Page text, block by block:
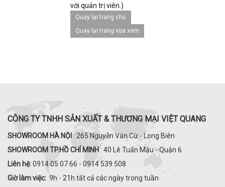
với quản trị viên.)
Quay lại trang chủ
Quay lại trang vừa xem
CÔNG TY TNHH SẢN XUẤT & THƯƠNG MẠI VIỆT QUANG
SHOWROOM HÀ NỘI : 265 Nguyễn Văn Cừ - Long Biên
SHOWROOM TP.HỒ CHÍ MINH : 40 Lê Tuấn Mậu - Quận 6
Liên hệ:0914 05 07 66 - 0914 539 508
Giờ làm việc: 9h - 21h tất cả các ngày trong tuần